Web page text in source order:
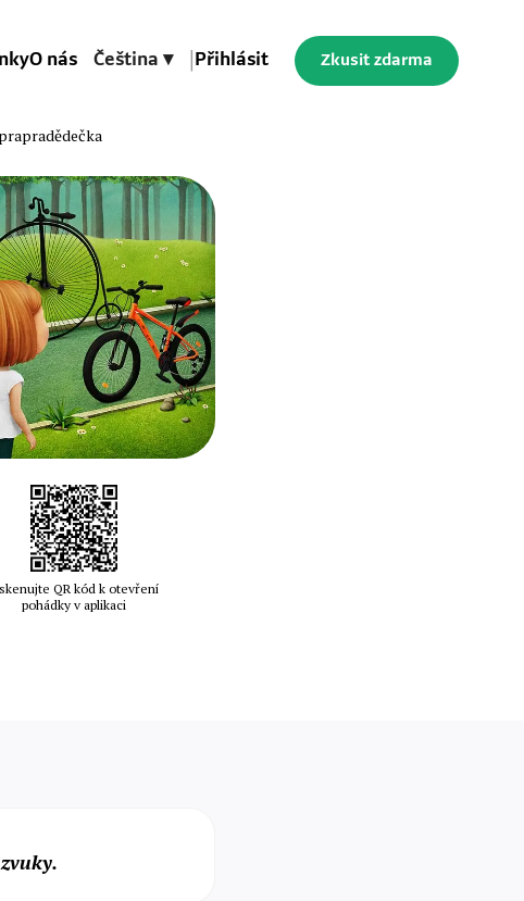
O nás Čeština ▾ Přihlásit Zkusit zdarma
QR kód k otevření
pohádky v aplikaci